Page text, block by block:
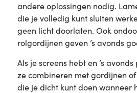
andere oplossingen nodig.
die je volledig kunt sluiten
geen licht doorlaten. Ook
rolgordijnen geven ’s avonds
Als je screens hebt en ’s
ze combineren met gordijnen
die je dicht kunt doen wanneer